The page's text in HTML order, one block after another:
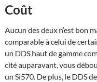
Coût
Aucun des deux n’est bon
comparable à celui de
un DDS haut de gamme
cité auparavant, vous
un Si570. De plus, le DDS